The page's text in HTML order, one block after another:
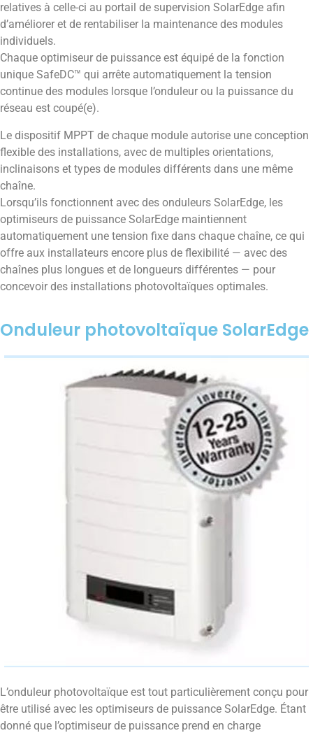
relatives à celle-ci au portail de supervision SolarEdge afin
d’améliorer et de rentabiliser la maintenance des modules
individuels.
Chaque optimiseur de puissance est équipé de la fonction
unique SafeDC™ qui arrête automatiquement la tension
continue des modules lorsque l’onduleur ou la puissance du
réseau est coupé(e).
Le dispositif MPPT de chaque module autorise une conception
flexible des installations, avec de multiples orientations,
inclinaisons et types de modules différents dans une même
chaîne.
Lorsqu’ils fonctionnent avec des onduleurs SolarEdge, les
optimiseurs de puissance SolarEdge maintiennent
automatiquement une tension fixe dans chaque chaîne, ce qui
offre aux installateurs encore plus de flexibilité — avec des
chaînes plus longues et de longueurs différentes — pour
concevoir des installations photovoltaïques optimales.
Onduleur photovoltaïque SolarEdge
L’onduleur photovoltaïque est tout particulièrement conçu pour
être utilisé avec les optimiseurs de puissance SolarEdge. Étant
donné que l’optimiseur de puissance prend en charge